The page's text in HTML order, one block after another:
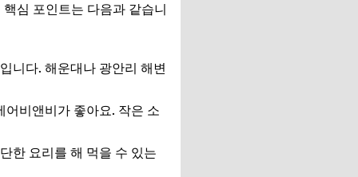
심 포인트는 다음과 같습니
니다. 해운대나 광안리 해변
비앤비가 좋아요. 작은 소
한 요리를 해 먹을 수 있는